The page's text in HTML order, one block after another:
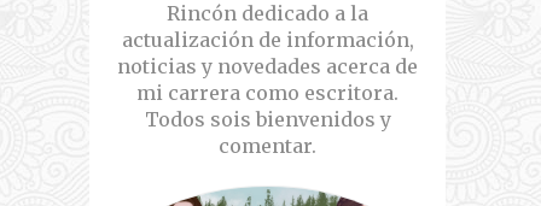
Rincón dedicado a la
actualización de información,
noticias y novedades acerca de
mi carrera como escritora.
Todos sois bienvenidos y
comentar.